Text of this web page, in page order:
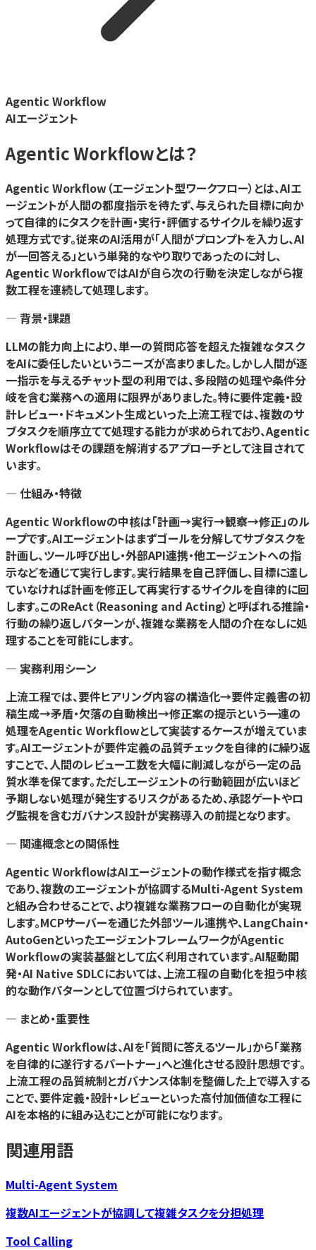
Agentic Workflow
AIエージェント
Agentic Workflowとは？
Agentic Workflow（エージェント型ワークフロー）とは、AIエ
ージェントが人間の都度指示を待たず、与えられた目標に向か
って自律的にタスクを計画・実行・評価するサイクルを繰り返す
処理方式です。従来のAI活用が「人間がプロンプトを入力し、AI
が一回答える」という単発的なやり取りであったのに対し、
Agentic WorkflowではAIが自ら次の行動を決定しながら複
数工程を連続して処理します。
— 背景・課題
LLMの能力向上により、単一の質問応答を超えた複雑なタスク
をAIに委任したいというニーズが高まりました。しかし人間が逐
一指示を与えるチャット型の利用では、多段階の処理や条件分
岐を含む業務への適用に限界がありました。特に要件定義・設
計レビュー・ドキュメント生成といった上流工程では、複数のサ
ブタスクを順序立てて処理する能力が求められており、Agentic
Workflowはその課題を解消するアプローチとして注目されて
います。
— 仕組み・特徴
Agentic Workflowの中核は「計画→実行→観察→修正」のル
ープです。AIエージェントはまずゴールを分解してサブタスクを
計画し、ツール呼び出し・外部API連携・他エージェントへの指
示などを通じて実行します。実行結果を自己評価し、目標に達し
ていなければ計画を修正して再実行するサイクルを自律的に回
します。このReAct（Reasoning and Acting）と呼ばれる推論・
行動の繰り返しパターンが、複雑な業務を人間の介在なしに処
理することを可能にします。
— 実務利用シーン
上流工程では、要件ヒアリング内容の構造化→要件定義書の初
稿生成→矛盾・欠落の自動検出→修正案の提示という一連の
処理をAgentic Workflowとして実装するケースが増えていま
す。AIエージェントが要件定義の品質チェックを自律的に繰り返
すことで、人間のレビュー工数を大幅に削減しながら一定の品
質水準を保てます。ただしエージェントの行動範囲が広いほど
予期しない処理が発生するリスクがあるため、承認ゲートやロ
グ監視を含むガバナンス設計が実務導入の前提となります。
— 関連概念との関係性
Agentic WorkflowはAIエージェントの動作様式を指す概念
であり、複数のエージェントが協調するMulti-Agent System
と組み合わせることで、より複雑な業務フローの自動化が実現
します。MCPサーバーを通じた外部ツール連携や、LangChain・
AutoGenといったエージェントフレームワークがAgentic
Workflowの実装基盤として広く利用されています。AI駆動開
発・AI Native SDLCにおいては、上流工程の自動化を担う中核
的な動作パターンとして位置づけられています。
— まとめ・重要性
Agentic Workflowは、AIを「質問に答えるツール」から「業務
を自律的に遂行するパートナー」へと進化させる設計思想です。
上流工程の品質統制とガバナンス体制を整備した上で導入する
ことで、要件定義・設計・レビューといった高付加価値な工程に
AIを本格的に組み込むことが可能になります。
関連用語
Multi-Agent System
複数AIエージェントが協調して複雑タスクを分担処理
Tool Calling